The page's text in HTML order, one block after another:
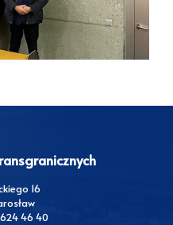
16
46 40